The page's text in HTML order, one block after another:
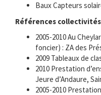
Baux Capteurs
Références
2005-2010 Au
foncier) : ZA des
2009 Tableaux de
2010 Prestation
Jeure d’Andaure,
2005-2010